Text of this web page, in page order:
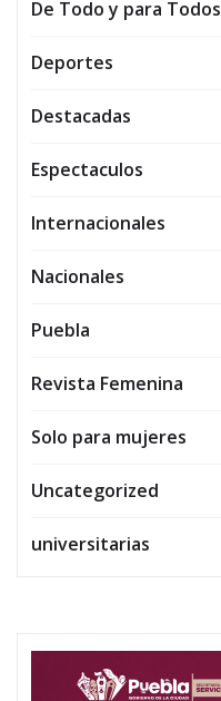
De Todo y para Todos
Deportes
Destacadas
Espectaculos
Internacionales
Nacionales
Puebla
Revista Femenina
Solo para mujeres
Uncategorized
universitarias